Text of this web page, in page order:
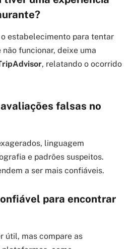
estabelecimento para tentar
funcionar, deixe uma
, relatando o ocorrido
falsas no
linguagem
e padrões suspeitos.
a ser mais confiáveis.
para encontrar
útil, mas compare as